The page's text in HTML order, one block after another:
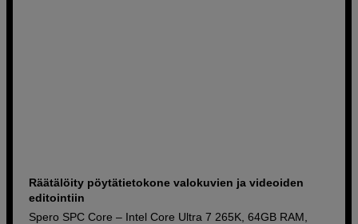
Räätälöity pöytätietokone valokuvien ja videoiden
editointiin
Spero SPC Core – Intel Core Ultra 7 265K, 64GB RAM,